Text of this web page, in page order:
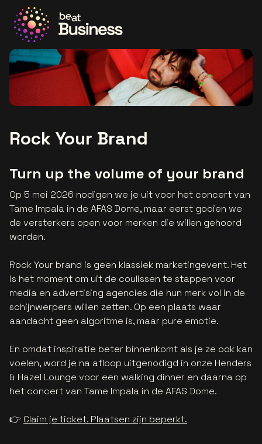
Ga naar de homepage
Rock Your Brand
Turn up the volume of your brand
Op 5 mei 2026 nodigen we je uit voor het concert van
Tame Impala in de AFAS Dome, maar eerst gooien we
de versterkers open voor merken die willen gehoord
worden.
Rock Your brand is geen klassiek marketingevent. Het
is het moment om uit de coulissen te stappen voor
media en advertising agencies die hun merk vol in de
schijnwerpers willen zetten. Op een plaats waar
aandacht geen algoritme is, maar pure emotie.
En omdat inspiratie beter binnenkomt als je ze ook kan
voelen, word je na afloop uitgenodigd in onze Henders
& Hazel Lounge voor een walking dinner en daarna op
het concert van Tame Impala in de AFAS Dome.
👉 Claim je ticket. Plaatsen zijn beperkt.